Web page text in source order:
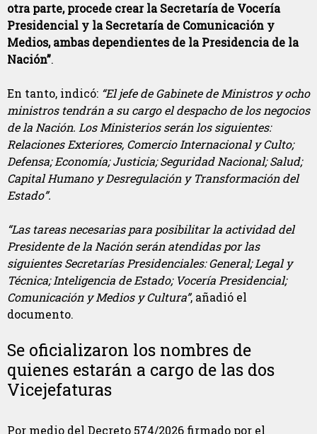
otra parte, procede crear la Secretaría de Vocería
Presidencial y la Secretaría de Comunicación y
Medios, ambas dependientes de la Presidencia de la
Nación”.
En tanto, indicó: “El jefe de Gabinete de Ministros y ocho
ministros tendrán a su cargo el despacho de los negocios
de la Nación. Los Ministerios serán los siguientes:
Relaciones Exteriores, Comercio Internacional y Culto;
Defensa; Economía; Justicia; Seguridad Nacional; Salud;
Capital Humano y Desregulación y Transformación del
Estado”.
“Las tareas necesarias para posibilitar la actividad del
Presidente de la Nación serán atendidas por las
siguientes Secretarías Presidenciales: General; Legal y
Técnica; Inteligencia de Estado; Vocería Presidencial;
Comunicación y Medios y Cultura”, añadió el
documento.
Se oficializaron los nombres de
quienes estarán a cargo de las dos
Vicejefaturas
Por medio del Decreto 574/2026 firmado por el